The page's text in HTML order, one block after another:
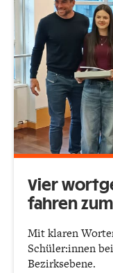
Vier
fahren
Mit klaren
Schüler:innen
Bezirksebene.